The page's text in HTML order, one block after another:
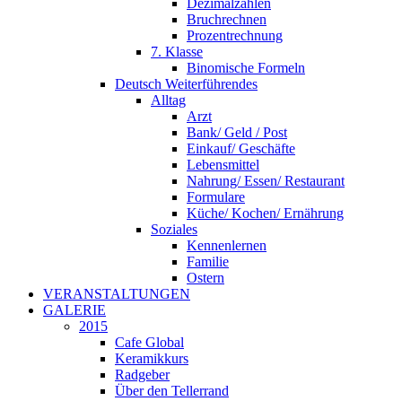
Dezimalzahlen
Bruchrechnen
Prozentrechnung
7. Klasse
Binomische Formeln
Deutsch Weiterführendes
Alltag
Arzt
Bank/ Geld / Post
Einkauf/ Geschäfte
Lebensmittel
Nahrung/ Essen/ Restaurant
Formulare
Küche/ Kochen/ Ernährung
Soziales
Kennenlernen
Familie
Ostern
VERANSTALTUNGEN
GALERIE
2015
Cafe Global
Keramikkurs
Radgeber
Über den Tellerrand